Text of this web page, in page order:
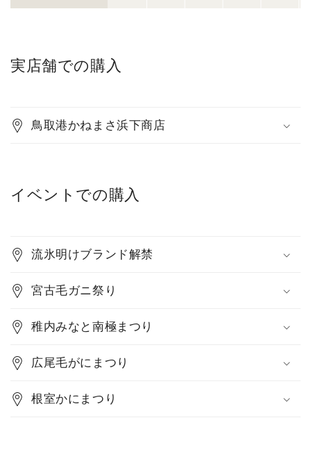
実店舗での購入
鳥取港かねまさ浜下商店
イベントでの購入
流氷明けブランド解禁
宮古毛ガニ祭り
稚内みなと南極まつり
広尾毛がにまつり
根室かにまつり